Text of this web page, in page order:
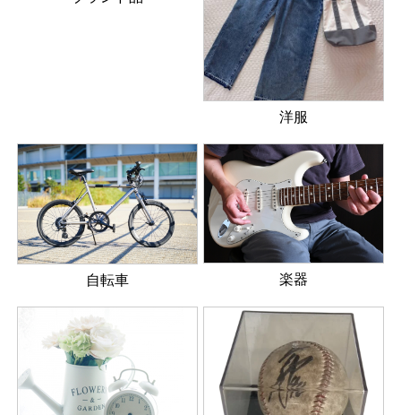
洋服
自転車 楽器